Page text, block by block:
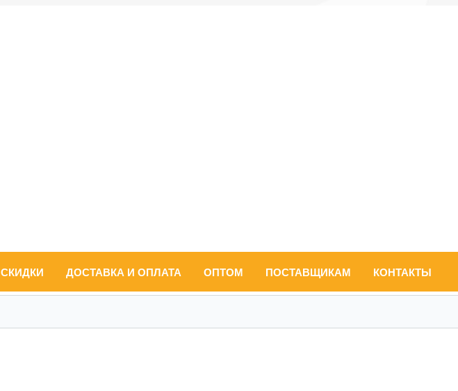
СКИДКИ ДОСТАВКА И ОПЛАТА ОПТОМ ПОСТАВЩИКАМ КОНТАКТЫ